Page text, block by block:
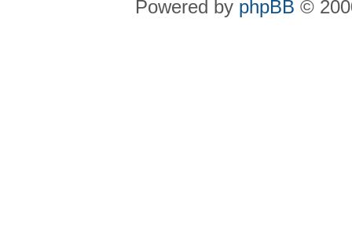
Powered by phpBB ©